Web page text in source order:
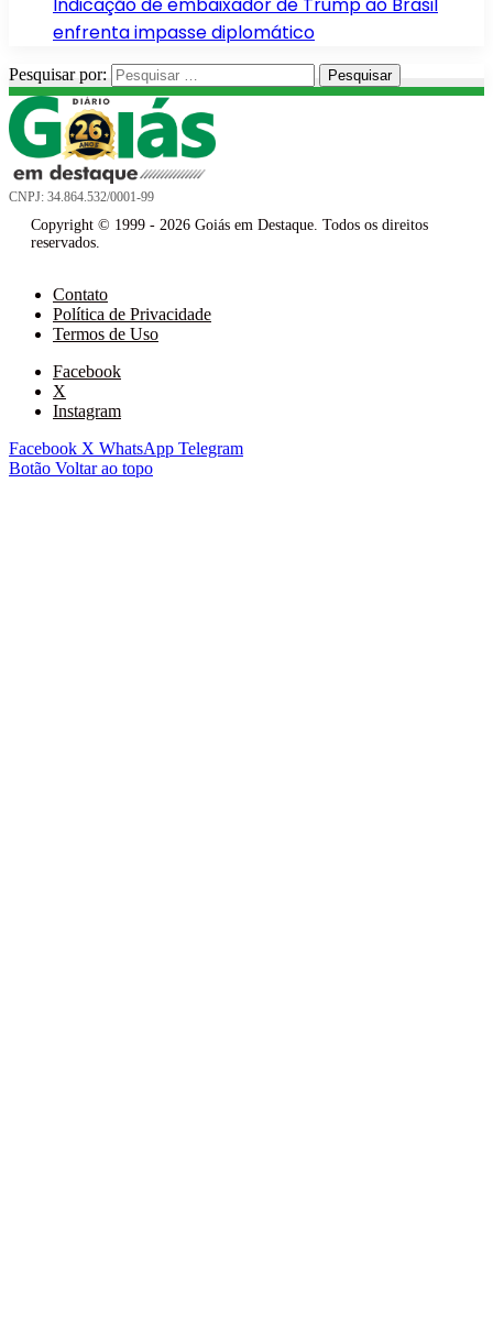
enfrenta impasse diplomático
Pesquisar por:
CNPJ: 34.864.532/0001-99
Copyright © 1999 - 2026 Goiás em Destaque. Todos os direitos
reservados.
Contato
Política de Privacidade
Termos de Uso
Facebook
X
Instagram
Facebook X WhatsApp Telegram
Botão Voltar ao topo